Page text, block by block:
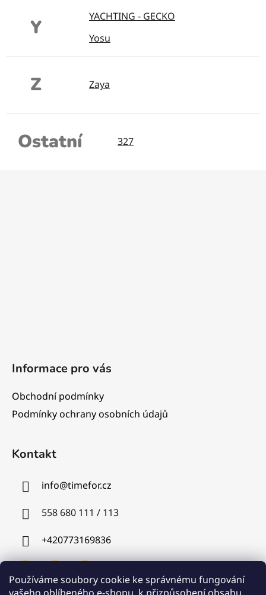
Používáme soubory cookie ke správnému fungování
Y
YACHTING - GECKO
Yosu
Z Zaya
Ostatní 327
Informace pro vás
Obchodní podmínky
Podmínky ochrany osobních údajů
Kontakt
info@timefor.cz
558 680 111 / 113
+420773169836